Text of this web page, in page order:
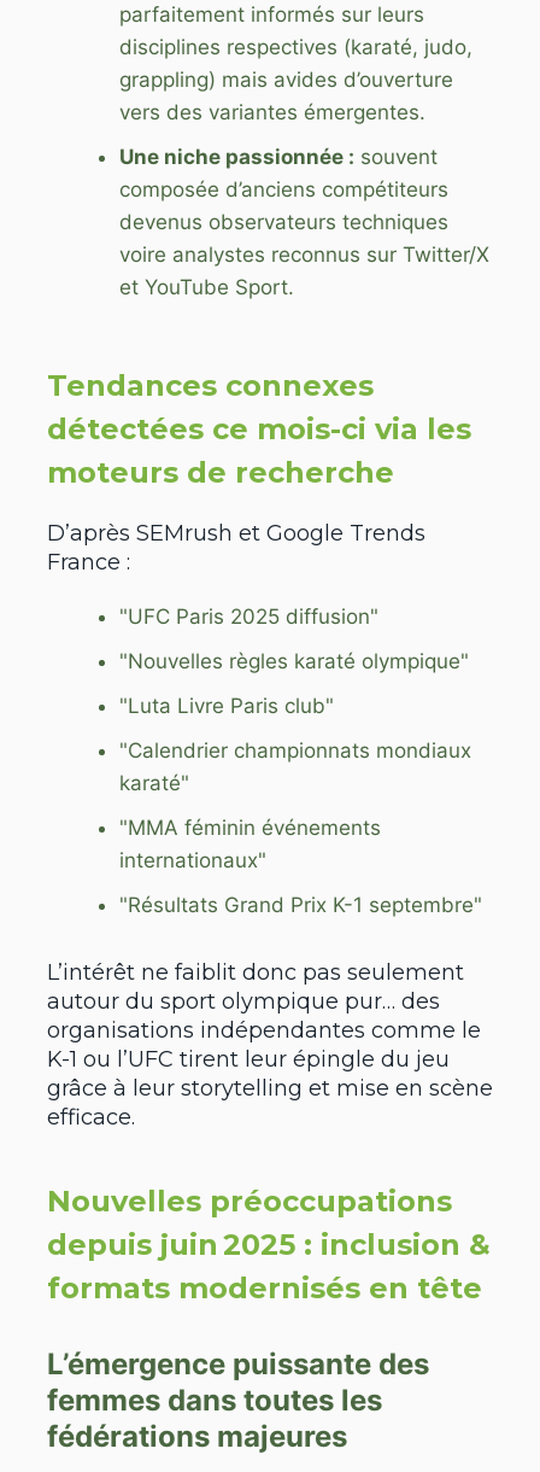
parfaitement informés sur leurs
disciplines respectives (karaté, judo,
grappling) mais avides d’ouverture
vers des variantes émergentes.
Une niche passionnée : souvent
composée d’anciens compétiteurs
devenus observateurs techniques
voire analystes reconnus sur Twitter/X
et YouTube Sport.
Tendances connexes
détectées ce mois-ci via les
moteurs de recherche
D’après SEMrush et Google Trends
France :
"UFC Paris 2025 diffusion"
"Nouvelles règles karaté olympique"
"Luta Livre Paris club"
"Calendrier championnats mondiaux
karaté"
"MMA féminin événements
internationaux"
"Résultats Grand Prix K-1 septembre"
L’intérêt ne faiblit donc pas seulement
autour du sport olympique pur… des
organisations indépendantes comme le
K-1 ou l’UFC tirent leur épingle du jeu
grâce à leur storytelling et mise en scène
efficace.
Nouvelles préoccupations
depuis juin 2025 : inclusion &
formats modernisés en tête
L’émergence puissante des
femmes dans toutes les
fédérations majeures